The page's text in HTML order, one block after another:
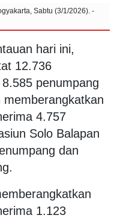
Sabtu (3/1/2026). -
hari ini,
12.736
penumpang
4.757
Solo Balapan
dan
1.123